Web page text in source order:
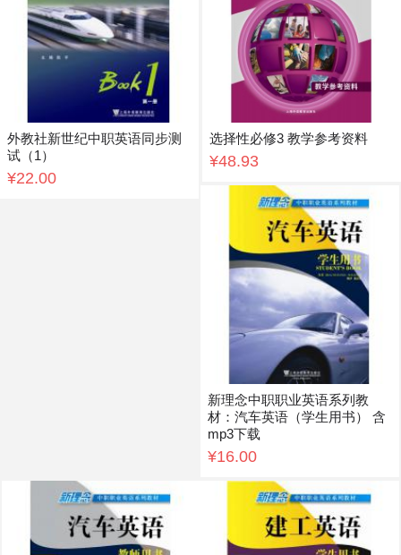
外教社新世纪中职英语同步测
试（1）
¥22.00
选择性必修3 教学参考资料
¥48.93
新理念中职职业英语系列教
材：汽车英语（学生用书） 含
mp3下载
¥16.00